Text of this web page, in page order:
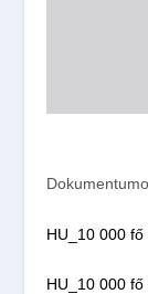
HU_10 000 fő
HU_10 000 fő